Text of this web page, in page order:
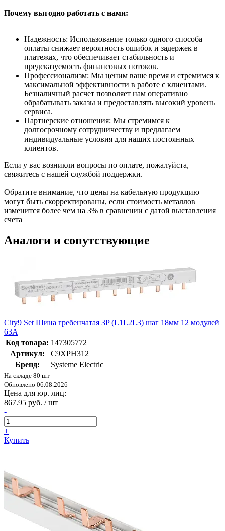
Почему выгодно работать с нами:
Надежность: Использование только одного способа
оплаты снижает вероятность ошибок и задержек в
платежах, что обеспечивает стабильность и
предсказуемость финансовых потоков.
Профессионализм: Мы ценим ваше время и стремимся к
максимальной эффективности в работе с клиентами.
Безналичный расчет позволяет нам оперативно
обрабатывать заказы и предоставлять высокий уровень
сервиса.
Партнерские отношения: Мы стремимся к
долгосрочному сотрудничеству и предлагаем
индивидуальные условия для наших постоянных
клиентов.
Если у вас возникли вопросы по оплате, пожалуйста,
свяжитесь с нашей службой поддержки.
Обратите внимание, что цены на кабельную продукцию
могут быть скорректированы, если стоимость металлов
изменится более чем на 3% в сравнении с датой выставления
счета
Аналоги и сопутствующие
City9 Set Шина гребенчатая 3P (L1L2L3) шаг 18мм 12 модулей
63А
Код товара: 147305772
Артикул:
C9XPH312
Бренд:
Systeme Electric
На складе 80 шт
Обновлено 06.08.2026
Цена для юр. лиц:
867.95 руб. / шт
-
+
Купить